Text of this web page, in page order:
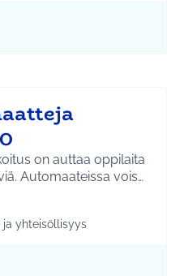
on auttaa oppilaita
Automaateissa vois…
Koko Tuusula
teeman mukaan: Hyvinvointi ja
ja yhteisöllisyys